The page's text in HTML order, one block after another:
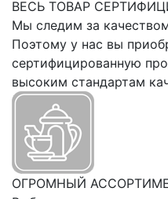
ВЕСЬ ТОВАР
Мы следим за
Поэтому у нас вы
сертифицированную
высоким стандартам
ОГРОМНЫЙ